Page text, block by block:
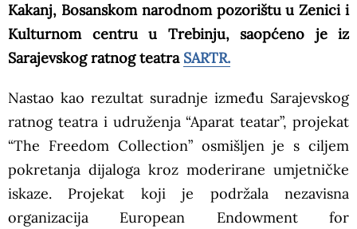
Kakanj, Bosanskom narodnom pozorištu u Zenici i
Kulturnom centru u Trebinju, saopćeno je iz
Sarajevskog ratnog teatra SARTR.
Nastao kao rezultat suradnje između Sarajevskog
ratnog teatra i udruženja “Aparat teatar”, projekat
“The Freedom Collection” osmišljen je s ciljem
pokretanja dijaloga kroz moderirane umjetničke
iskaze. Projekat koji je podržala nezavisna
organizacija European Endowment for